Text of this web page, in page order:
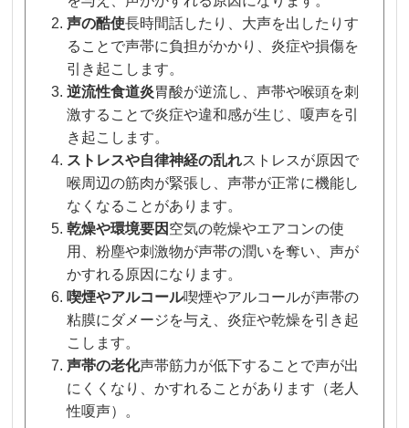
声の酷使長時間話したり、大声を出したりす
ることで声帯に負担がかかり、炎症や損傷を
引き起こします。
逆流性食道炎胃酸が逆流し、声帯や喉頭を刺
激することで炎症や違和感が生じ、嗄声を引
き起こします。
ストレスや自律神経の乱れストレスが原因で
喉周辺の筋肉が緊張し、声帯が正常に機能し
なくなることがあります。
乾燥や環境要因 空気の乾燥やエアコンの使
用、粉塵や刺激物が声帯の潤いを奪い、声が
かすれる原因になります。
喫煙やアルコール喫煙やアルコールが声帯の
粘膜にダメージを与え、炎症や乾燥を引き起
こします。
声帯の老化声帯筋力が低下することで声が出
にくくなり、かすれることがあります（老人
性嗄声）。